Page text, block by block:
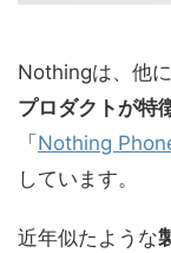
Nothingは、他
プロダクトが特
「 Nothing
しています。
近年似たような